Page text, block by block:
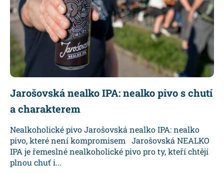
Jarošovská nealko IPA: nealko pivo s chutí
a charakterem
Nealkoholické pivo Jarošovská nealko IPA: nealko
pivo, které není kompromisem Jarošovská NEALKO
IPA je řemeslné nealkoholické pivo pro ty, kteří chtějí
plnou chuť i...